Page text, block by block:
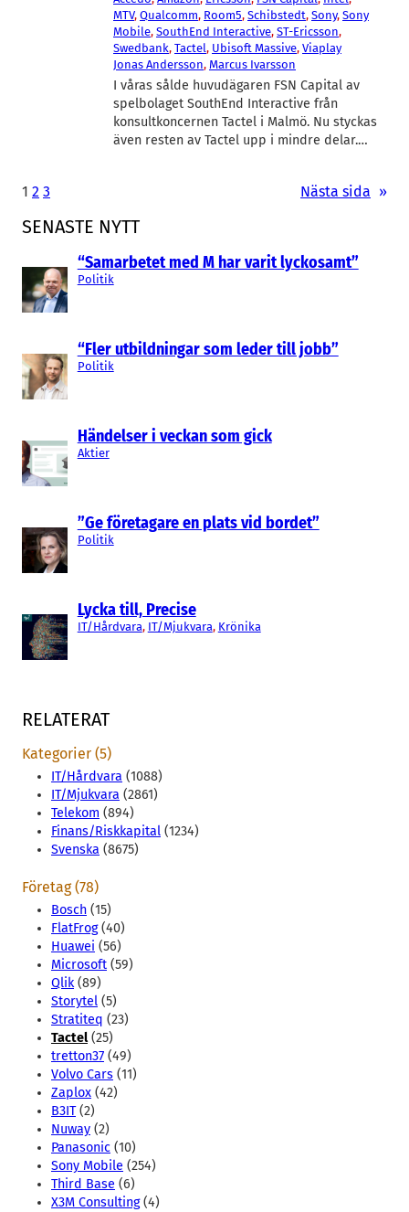
SENASTE NYTT
“Samarbetet med M har varit lyckosamt”
Politik
“Fler utbildningar som leder till jobb”
Politik
Händelser i veckan som gick
Aktier
”Ge företagare en plats vid bordet”
Politik
Lycka till, Precise
IT/Hårdvara, IT/Mjukvara, Krönika
MTV, Qualcomm, Room5, Schibstedt, Sony, Sony
Mobile, SouthEnd Interactive, ST-Ericsson
Swedbank, Tactel, Ubisoft Massive, Viaplay
Jonas Andersson, Marcus Ivarsson
I våras sålde huvudägaren FSN Capital av
spelbolaget SouthEnd Interactive från
konsultkoncernen Tactel i Malmö. Nu styckas
även resten av Tactel upp i mindre delar.…
1 2 3 Nästa sida »
RELATERAT
Kategorier (5)
IT/Hårdvara (1088)
IT/Mjukvara (2861)
Telekom (894)
Finans/Riskkapital (1234)
Svenska (8675)
Företag (78)
Bosch (15)
FlatFrog(40)
Huawei (56)
Microsoft (59)
Qlik(89)
Storytel (5)
Stratiteq (23)
Tactel(25)
tretton37 (49)
Volvo Cars (11)
Zaplox (42)
B3IT(2)
Nuway (2)
Panasonic (10)
Sony Mobile (254)
Third Base (6)
X3M Consulting(4)